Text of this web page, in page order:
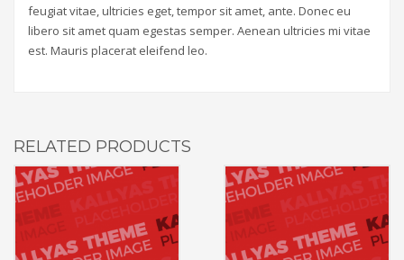
feugiat vitae, ultricies eget, tempor sit amet, ante. Donec eu
libero sit amet quam egestas semper. Aenean ultricies mi vitae
est. Mauris placerat eleifend leo.
RELATED PRODUCTS